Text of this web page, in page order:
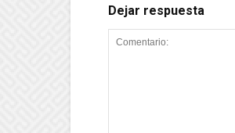
Dejar respuesta